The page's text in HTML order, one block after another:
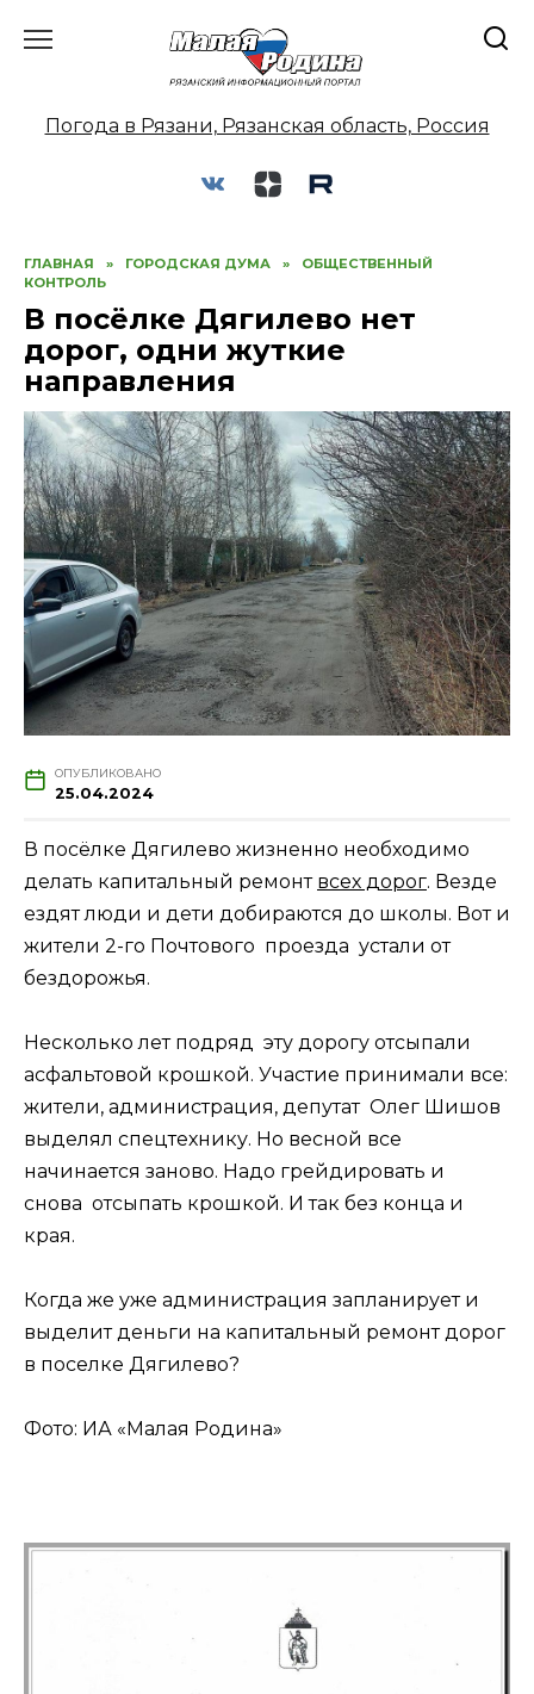
Погода в Рязани, Рязанская область, Россия
ГЛАВНАЯ » ГОРОДСКАЯ ДУМА »
ОБЩЕСТВЕННЫЙ
КОНТРОЛЬ
В посёлке Дягилево нет
дорог, одни жуткие
направления
ОПУБЛИКОВАНО
25.04.2024
В посёлке Дягилево жизненно необходимо
делать капитальный ремонт всех дорог. Везде
ездят люди и дети добираются до школы. Вот и
жители 2-го Почтового проезда устали от
бездорожья.
Несколько лет подряд эту дорогу отсыпали
асфальтовой крошкой. Участие принимали все:
жители, администрация, депутат Олег Шишов
выделял спецтехнику. Но весной все
начинается заново. Надо грейдировать и
снова отсыпать крошкой. И так без конца и
края.
Когда же уже администрация запланирует и
выделит деньги на капитальный ремонт дорог
в поселке Дягилево?
Фото: ИА «Малая Родина»